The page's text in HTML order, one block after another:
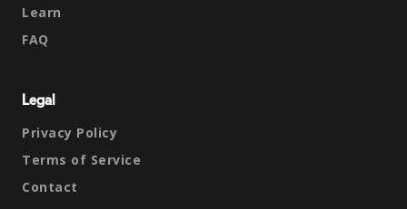
Learn
FAQ
Legal
Privacy Policy
Terms of Service
Contact